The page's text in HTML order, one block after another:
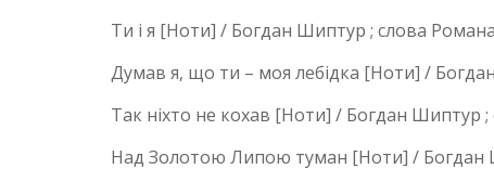
Ти і я [Ноти] / Богдан Шиптур ; слова
Думав я, що ти – моя лебідка [Ноти] /
Так ніхто не кохав [Ноти] / Богдан Шиптур
Над Золотою Липою туман [Ноти] / Богдан